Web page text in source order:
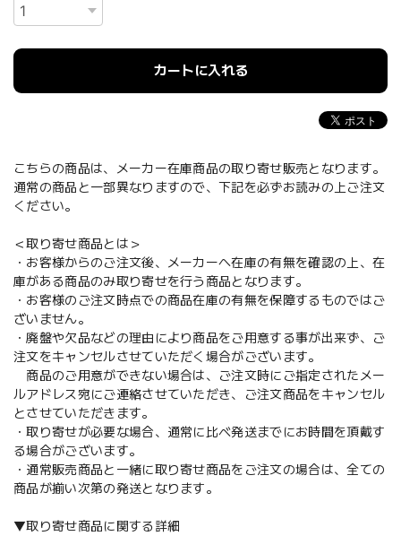
カートに入れる
こちらの商品は、メーカー在庫商品の取り寄せ販売となります。
通常の商品と一部異なりますので、下記を必ずお読みの上ご注文
ください。
＜取り寄せ商品とは＞
・お客様からのご注文後、メーカーへ在庫の有無を確認の上、在
庫がある商品のみ取り寄せを行う商品となります。
・お客様のご注文時点での商品在庫の有無を保障するものではご
ざいません。
・廃盤や欠品などの理由により商品をご用意する事が出来ず、ご
注文をキャンセルさせていただく場合がございます。
商品のご用意ができない場合は、ご注文時にご指定されたメー
ルアドレス宛にご連絡させていただき、ご注文商品をキャンセル
とさせていただきます。
・取り寄せが必要な場合、通常に比べ発送までにお時間を頂戴す
る場合がございます。
・通常販売商品と一緒に取り寄せ商品をご注文の場合は、全ての
商品が揃い次第の発送となります。
▼取り寄せ商品に関する詳細